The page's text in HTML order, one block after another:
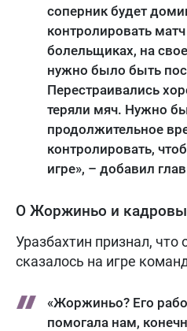
соперник будет
контролировать
болельщиках, на
нужно было быть
Перестраивались
теряли мяч. Нужно
продолжительное
контролировать,
игре», – добавил
О Жоржиньо и
Уразбахтин признал,
сказалось на игре
«Жоржиньо? Его
помогала нам,